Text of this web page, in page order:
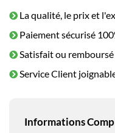
La qualité, le prix et
Paiement sécurisé
Satisfait ou remboursé
Service Client
Informations